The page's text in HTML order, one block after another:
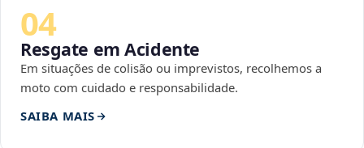
04
Resgate em Acidente
Em situações de colisão ou imprevistos, recolhemos a
moto com cuidado e responsabilidade.
SAIBA MAIS